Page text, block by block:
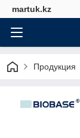
martuk.kz
Продукция